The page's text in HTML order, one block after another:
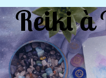
Reiki à